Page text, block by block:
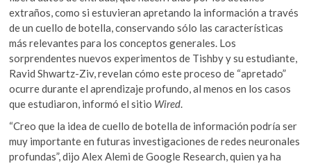
extraños, como si estuvieran apretando la información a través
de un cuello de botella, conservando sólo las características
más relevantes para los conceptos generales. Los
sorprendentes nuevos experimentos de Tishby y su estudiante,
Ravid Shwartz-Ziv, revelan cómo este proceso de “apretado”
ocurre durante el aprendizaje profundo, al menos en los casos
que estudiaron, informó el sitio Wired.
“Creo que la idea de cuello de botella de información podría ser
muy importante en futuras investigaciones de redes neuronales
profundas”, dijo Alex Alemi de Google Research, quien ya ha